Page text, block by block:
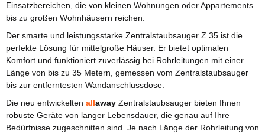
Einsatzbereichen, die von kleinen Wohnungen oder Appartements
bis zu großen Wohnhäusern reichen.
Der smarte und leistungsstarke Zentralstaubsauger Z 35 ist die
perfekte Lösung für mittelgroße Häuser. Er bietet optimalen
Komfort und funktioniert zuverlässig bei Rohrleitungen mit einer
Länge von bis zu 35 Metern, gemessen vom Zentralstaubsauger
bis zur entferntesten Wandanschlussdose.
Die neu entwickelten allaway Zentralstaubsauger bieten Ihnen
robuste Geräte von langer Lebensdauer, die genau auf Ihre
Bedürfnisse zugeschnitten sind. Je nach Länge der Rohrleitung von